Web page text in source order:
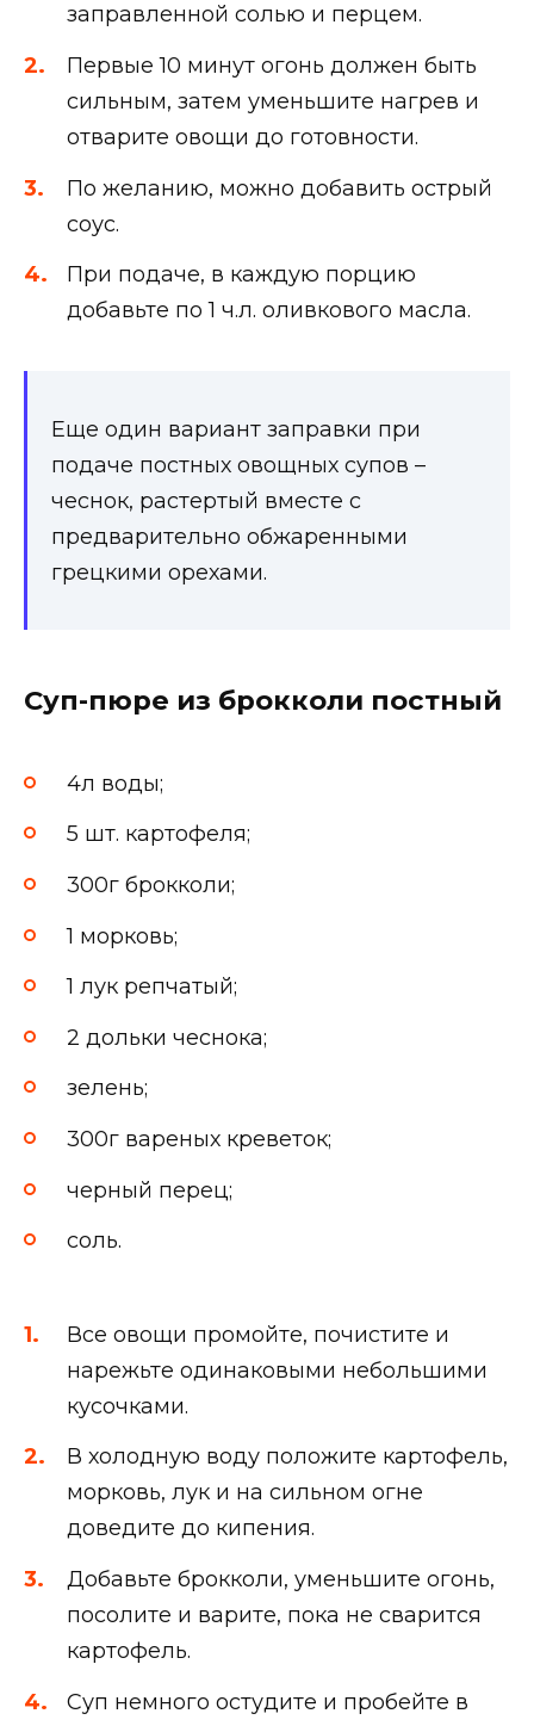
заправленной солью и перцем.
Первые 10 минут огонь должен быть
сильным, затем уменьшите нагрев и
отварите овощи до готовности.
По желанию, можно добавить острый
соус.
При подаче, в каждую порцию
добавьте по 1 ч.л. оливкового масла.
Еще один вариант заправки при
подаче постных овощных супов –
чеснок, растертый вместе с
предварительно обжаренными
грецкими орехами.
Суп-пюре из брокколи постный
4л воды;
5 шт. картофеля;
300г брокколи;
1 морковь;
1 лук репчатый;
2 дольки чеснока;
зелень;
300г вареных креветок;
черный перец;
соль.
Все овощи промойте, почистите и
нарежьте одинаковыми небольшими
кусочками.
В холодную воду положите картофель,
морковь, лук и на сильном огне
доведите до кипения.
Добавьте брокколи, уменьшите огонь,
посолите и варите, пока не сварится
картофель.
Суп немного остудите и пробейте в